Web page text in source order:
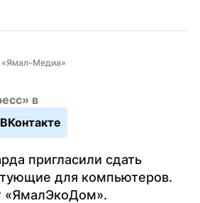
«Ямал-Медиа»
в
ВКонтакте
пригласили сдать
для компьютеров.
«ЯмалЭкоДом».